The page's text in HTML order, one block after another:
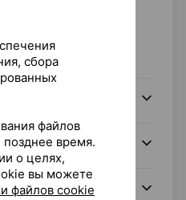
сбора
файлов
позднее время.
о целях,
вы можете
файлов cookie